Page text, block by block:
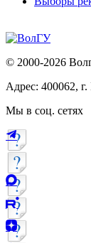
© 2000-2026
Адрес: 400062,
Мы в соц. сетях